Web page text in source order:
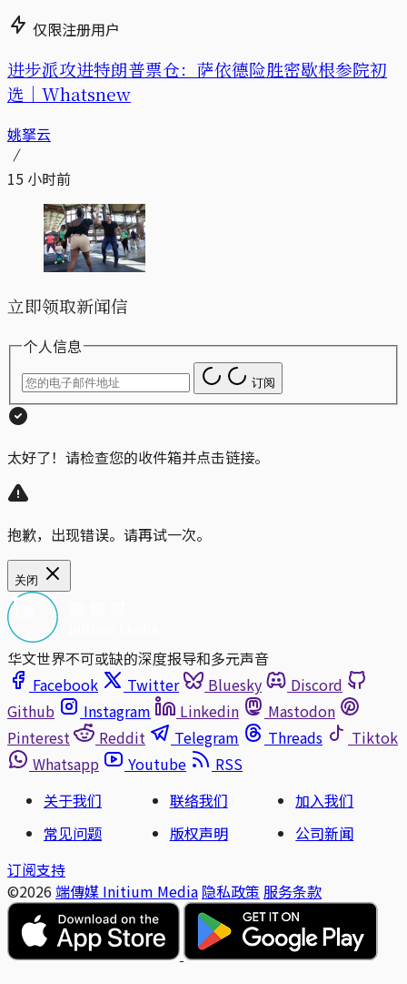
仅限注册用户
进步派攻进特朗普票仓：萨依德险胜密歇根参院初
选｜Whatsnew
姚拏云
15 小时前
立即领取新闻信
个人信息
订阅
太好了！请检查您的收件箱并点击链接。
抱歉，出现错误。请再试一次。
关闭
华文世界不可或缺的深度报导和多元声音
Facebook
Twitter Bluesky
Discord
Github
Instagram Linkedin
Mastodon
Pinterest
Reddit Telegram Threads
Tiktok
Whatsapp
Youtube
RSS
关于我们
联络我们
加入我们
常见问题
版权声明
公司新闻
订阅支持
©2026 端傳媒 Initium Media 隐私政策 服务条款